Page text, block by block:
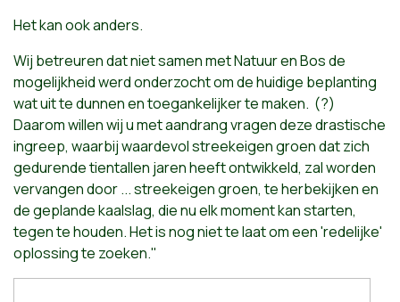
Het kan ook anders.
Wij betreuren dat niet samen met Natuur en Bos de
mogelijkheid werd onderzocht om de huidige beplanting
wat uit te dunnen en toegankelijker te maken. (?)
Daarom willen wij u met aandrang vragen deze drastische
ingreep, waarbij waardevol streekeigen groen dat zich
gedurende tientallen jaren heeft ontwikkeld, zal worden
vervangen door ... streekeigen groen, te herbekijken en
de geplande kaalslag, die nu elk moment kan starten,
tegen te houden. Het is nog niet te laat om een 'redelijke'
oplossing te zoeken."